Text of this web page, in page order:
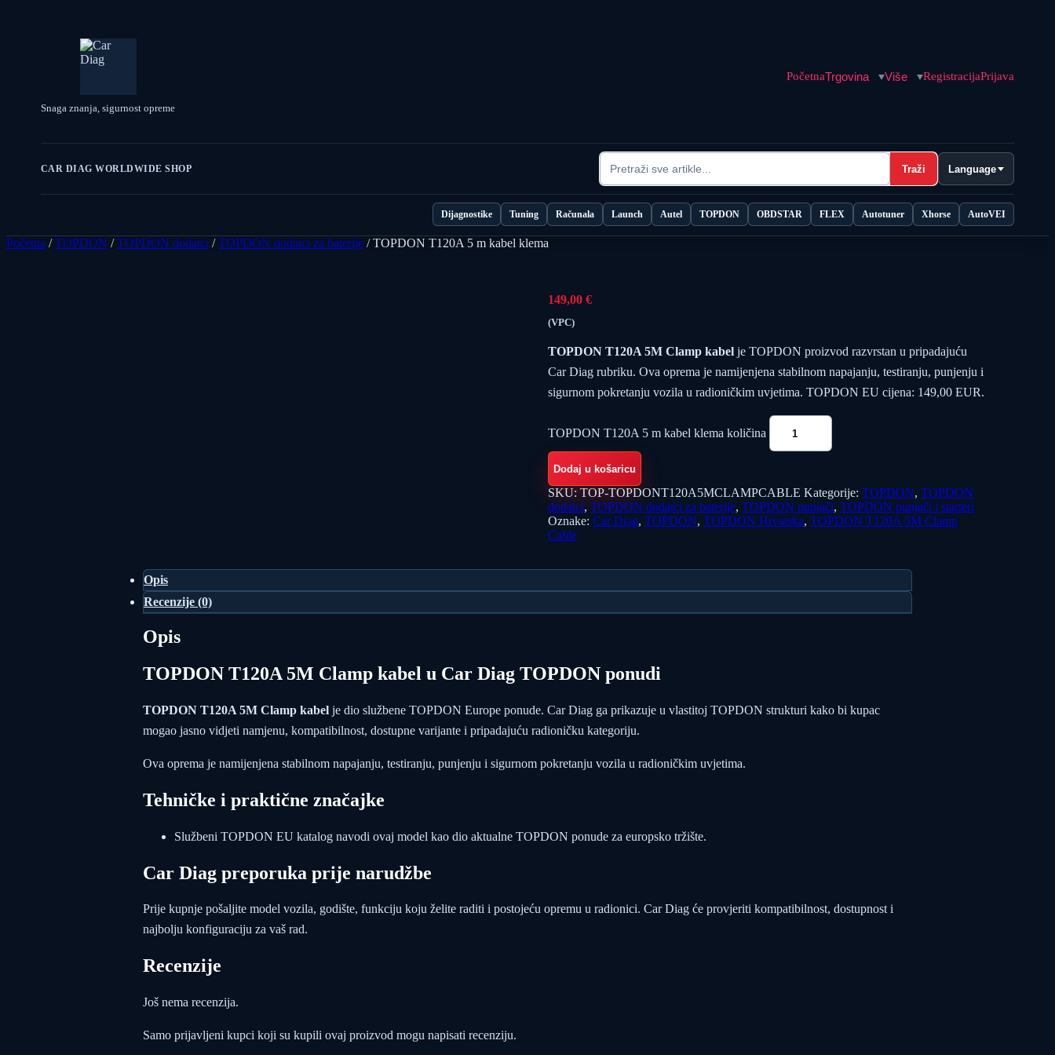
Snaga znanja, sigurnost opreme
PočetnaTrgovina Više RegistracijaPrijava
CAR DIAG WORLDWIDE SHOP Traži Language
Dijagnostike Tuning Računala Launch Autel TOPDON OBDSTAR FLEX Autotuner Xhorse AutoVEI
Početna /TOPDON /TOPDON dodatci /TOPDON dodatci za baterije / TOPDON T120A 5 m kabel klema
149,00€
(VPC)
TOPDON T120A 5M Clamp kabel je TOPDON proizvod razvrstan u pripadajuću
Car Diag rubriku. Ova oprema je namijenjena stabilnom napajanju, testiranju, punjenju i
sigurnom pokretanju vozila u radioničkim uvjetima. TOPDON EU cijena: 149,00 EUR.
TOPDON T120A 5 m kabel klema količina
Dodaj u košaricu
SKU:TOP-TOPDONT120A5MCLAMPCABLE Kategorije:TOPDON,TOPDON
dodatci,TOPDON dodatci za baterije,TOPDON punjači,TOPDON punjači i starteri
Oznake:Car Diag,TOPDON,TOPDON Hrvatska,TOPDON T120A 5M Clamp
Cable
Opis
Recenzije (0)
Opis
TOPDON T120A 5M Clamp kabel u Car Diag TOPDON ponudi
TOPDON T120A 5M Clamp kabel je dio službene TOPDON Europe ponude. Car Diag ga prikazuje u vlastitoj TOPDON strukturi kako bi kupac
mogao jasno vidjeti namjenu, kompatibilnost, dostupne varijante i pripadajuću radioničku kategoriju.
Ova oprema je namijenjena stabilnom napajanju, testiranju, punjenju i sigurnom pokretanju vozila u radioničkim uvjetima.
Tehničke i praktične značajke
Službeni TOPDON EU katalog navodi ovaj model kao dio aktualne TOPDON ponude za europsko tržište.
Car Diag preporuka prije narudžbe
Prije kupnje pošaljite model vozila, godište, funkciju koju želite raditi i postojeću opremu u radionici. Car Diag će provjeriti kompatibilnost, dostupnost i
najbolju konfiguraciju za vaš rad.
Recenzije
Još nema recenzija.
Samo prijavljeni kupci koji su kupili ovaj proizvod mogu napisati recenziju.